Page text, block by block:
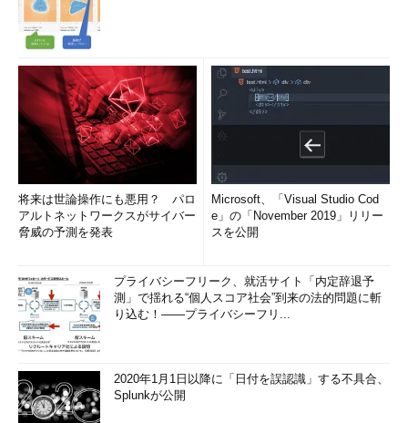
将来は世論操作にも悪用？ パロ
アルトネットワークスがサイバー
脅威の予測を発表
Microsoft、「Visual Studio Cod
e」の「November 2019」リリー
スを公開
プライバシーフリーク、就活サイト「内定辞退予
測」で揺れる“個人スコア社会”到来の法的問題に斬
り込む！――プライバシーフリ...
2020年1月1日以降に「日付を誤認識」する不具合、
Splunkが公開